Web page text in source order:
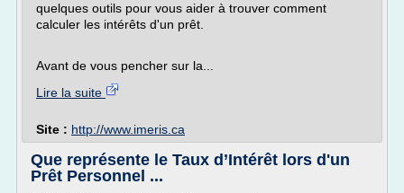
quelques outils pour vous aider à trouver comment
calculer les intérêts d'un prêt.
Avant de vous pencher sur la...
Lire la suite
Site : http://www.imeris.ca
Que représente le Taux d’Intérêt lors d'un
Prêt Personnel ...